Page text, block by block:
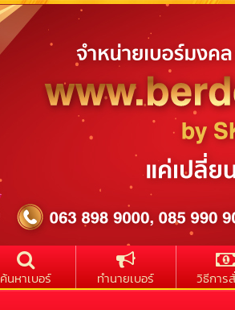
ค้นหาเบอร์ ทำนายเบอร์ วิธีการ